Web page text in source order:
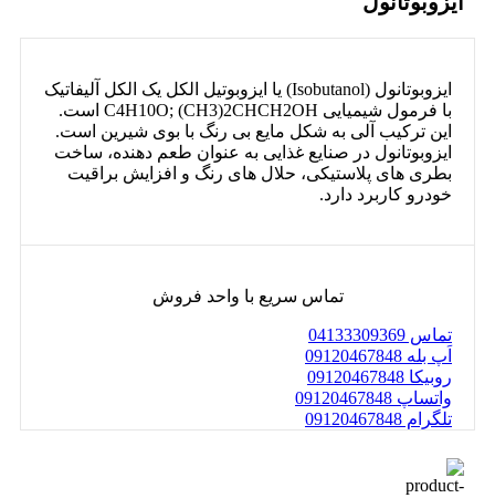
ایزوبوتانول (Isobutanol) یا ایزوبوتیل الکل یک الکل آلیفاتیک
با فرمول شیمیایی C4H10O; (CH3)2CHCH2OH است.
این ترکیب آلی به شکل مایع بی رنگ با بوی شیرین است.
ایزوبوتانول در صنایع غذایی به عنوان طعم دهنده، ساخت
بطری های پلاستیکی، حلال های رنگ و افزایش براقیت
خودرو کاربرد دارد.
تماس سریع با واحد فروش
تماس 04133309369
اَپ بله 09120467848
روبیکا 09120467848
واتساپ 09120467848
تلگرام 09120467848